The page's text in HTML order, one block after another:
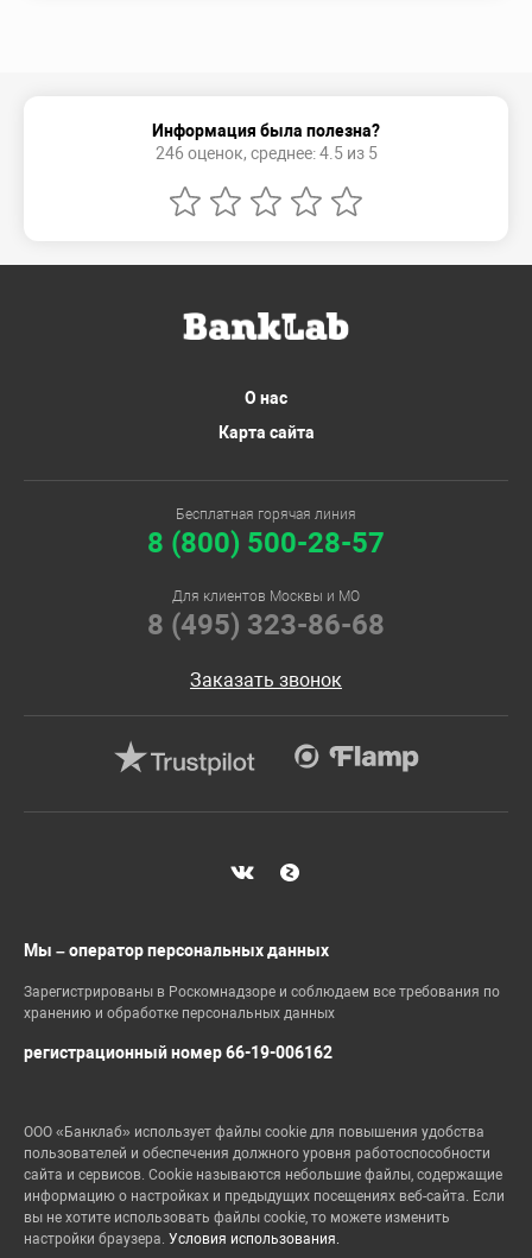
Информация была полезна?
246 оценок, среднее: 4.5 из 5
О нас
Карта сайта
Бесплатная горячая линия
8 (800) 500-28-57
Для клиентов Москвы и МО
8 (495) 323-86-68
Заказать звонок
Мы – оператор персональных данных
Зарегистрированы в Роскомнадзоре и соблюдаем все требования по
хранению и обработке персональных данных
регистрационный номер 66-19-006162
ООО «Банклаб» использует файлы cookie для повышения удобства
пользователей и обеспечения должного уровня работоспособности
сайта и сервисов. Cookie называются небольшие файлы, содержащие
информацию о настройках и предыдущих посещениях веб-сайта. Если
вы не хотите использовать файлы cookie, то можете изменить
настройки браузера. Условия использования.